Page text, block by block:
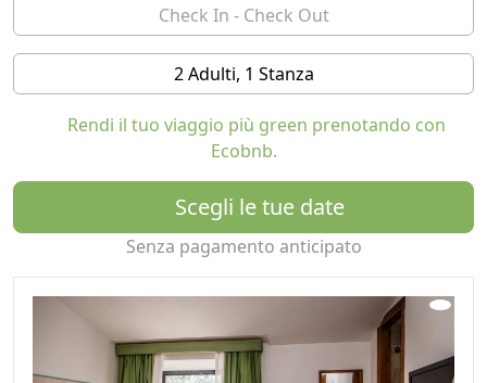
2 Adulti, 1 Stanza
Rendi il tuo viaggio più green prenotando con
Ecobnb.
Scegli le tue date
Senza pagamento anticipato